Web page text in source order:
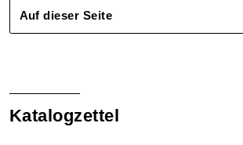
Auf dieser Seite
Katalogzettel